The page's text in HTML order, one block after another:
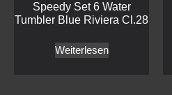
Speedy Set 6 Water
Tumbler Blue Riviera Cl.28
Weiterlesen